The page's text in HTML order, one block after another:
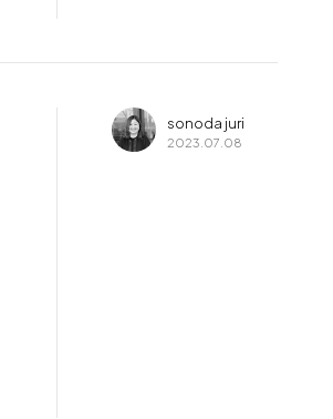
sonoda juri
2023.07.08